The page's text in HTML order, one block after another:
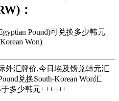
：
Pound)可兑换多少韩元
Won)
外汇牌价,今日埃及镑兑韩元汇
兑换South-Korean Won汇
多少韩元++++++